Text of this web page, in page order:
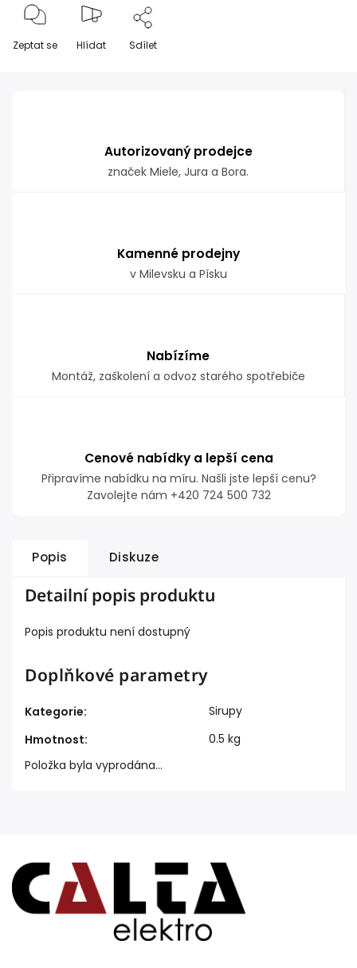
Zeptat se Hlídat Sdílet
Autorizovaný prodejce
značek Miele, Jura a Bora.
Kamenné prodejny
v Milevsku a Písku
Nabízíme
Montáž, zaškolení a odvoz starého spotřebiče
Cenové nabídky a lepší cena
Připravíme nabídku na míru. Našli jste lepší cenu?
Zavolejte nám +420 724 500 732
Popis Diskuze
Detailní popis produktu
Popis produktu není dostupný
Doplňkové parametry
Kategorie:
Sirupy
Hmotnost:
0.5 kg
Položka byla vyprodána…